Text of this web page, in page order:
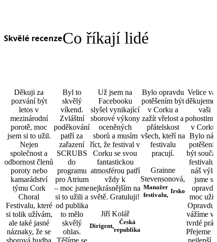
Skvělé recenzeCo říkají lidé
Děkuji za
pozvání být
letos v
mezinárodní
porotě, moc
jsem si to užil.
Nejen
společnost a
odbornost členů
poroty nebo
kamarádství
týmu Cork
Choral
Festivalu, které
si tolik užívám,
ale také jasné
náznaky, že se
Byl to
skvělý
víkend.
Zvláštní
poděkování
patří za
zařazení
SCRUBS
do
programu
pro Atrium
– moc jsme
si to užili a
od publika
to mělo
skvělý
ohlas.
Už jsem na
Facebooku
slyšel vynikající
sborové výkony
oceněných
sborů a musím
říct, že festival v
Corku se svou
fantastickou
atmosférou patří
vždy k
nejkrásnějším na
světě. Gratuluji!
Jiří Kolář
Dirigent,
Česká
republika
Bylo opravdu
potěšením být
v Corku a
zažít vřelost a
přátelskost
všech, kteří na
festivalu
pracují.
Grainne
Stevensonová,
Manažer
festivalu,
Irsko
Velice
děkujeme
vaši
v
Bylo
být
festivalu
náš
jsme si
opravdu
moc
Opravdu
vážíme
tvrdé
Přejeme